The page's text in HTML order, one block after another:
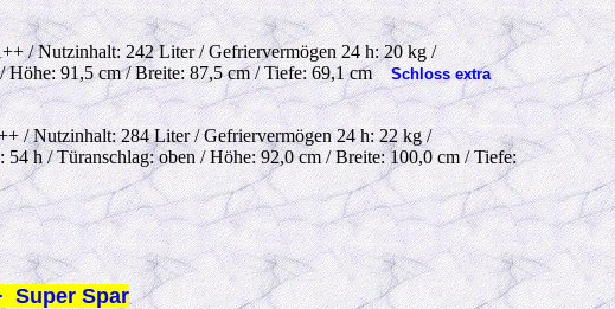
/ Nutzinhalt: 242 Liter / Gefriervermögen 24 h: 20 kg /
Höhe: 91,5 cm / Breite: 87,5 cm / Tiefe: 69,1 cm
Schloss extra
/ Nutzinhalt: 284 Liter / Gefriervermögen 24 h: 22 kg /
h / Türanschlag: oben / Höhe: 92,0 cm / Breite: 100,0 cm / Tiefe:
Super Spar